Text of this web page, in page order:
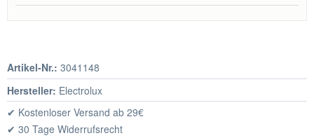
Artikel-Nr.: 3041148
Hersteller: Electrolux
✔ Kostenloser Versand ab 29€
✔ 30 Tage Widerrufsrecht